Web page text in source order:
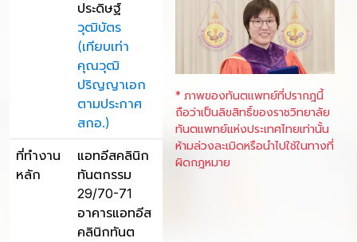
ประดิษฐ์
วุฒิบัตร
(เทียบเท่า
คุณวุฒิ
ปริญญาเอก
ตามประกาศ
สกอ.)
ที่ทำงาน
หลัก
แอทอีสคลินิก
ทันตกรรม
29/70-71
อาคารแอทอีส
คลินิกทันต
* ภาพของทันตแพทย์ที่ปรากฎนี้
ถือว่าเป็นลิขสิทธิ์ของราชวิทยาลัย
ทันตแพทย์แห่งประเทศไทยเท่านั้น
ห้ามล่วงละเมิดหรือนำไปใช้ในทางที่
ผิดกฎหมาย